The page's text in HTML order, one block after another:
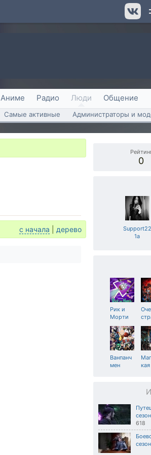
Аниме Радио Люди Общение
Самые активные Администраторы и
с начала дерево
0
Support22
1a
Рик и
Морти
Ванпанч
мен
618